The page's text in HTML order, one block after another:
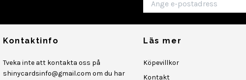
Kontaktinfo
Tveka inte att kontakta oss på
shinycardsinfo@gmail.com om du har
Läs mer
Köpevillkor
Kontakt